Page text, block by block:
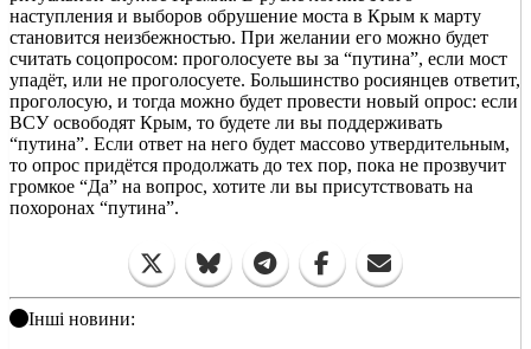
наступления и выборов обрушение моста в Крым к марту
становится неизбежностью. При желании его можно будет
считать соцопросом: проголосуете вы за “путина”, если мост
упадёт, или не проголосуете. Большинство росиянцев ответит,
проголосую, и тогда можно будет провести новый опрос: если
ВСУ освободят Крым, то будете ли вы поддерживать
“путина”. Если ответ на него будет массово утвердительным,
то опрос придётся продолжать до тех пор, пока не прозвучит
громкое “Да” на вопрос, хотите ли вы присутствовать на
похоронах “путина”.
Інші новини: